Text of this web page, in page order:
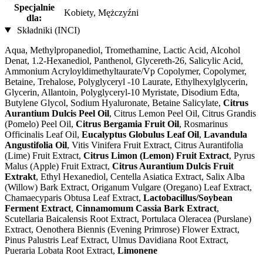
Specjalnie
dla:
Kobiety, Mężczyźni
Składniki (INCI)
Aqua, Methylpropanediol, Tromethamine, Lactic Acid, Alcohol
Denat, 1.2-Hexanediol, Panthenol, Glycereth-26, Salicylic Acid,
Ammonium Acryloyldimethyltaurate/Vp Copolymer, Copolymer,
Betaine, Trehalose, Polyglyceryl -10 Laurate, Ethylhexylglycerin,
Glycerin, Allantoin, Polyglyceryl-10 Myristate, Disodium Edta,
Butylene Glycol, Sodium Hyaluronate, Betaine Salicylate, Citrus
Aurantium Dulcis Peel Oil, Citrus Lemon Peel Oil, Citrus Grandis
(Pomelo) Peel Oil, Citrus Bergamia Fruit Oil, Rosmarinus
Officinalis Leaf Oil, Eucalyptus Globulus Leaf Oil, Lavandula
Angustifolia Oil, Vitis Vinifera Fruit Extract, Citrus Aurantifolia
(Lime) Fruit Extract, Citrus Limon (Lemon) Fruit Extract, Pyrus
Malus (Apple) Fruit Extract, Citrus Aurantium Dulcis Fruit
Extrakt, Ethyl Hexanediol, Centella Asiatica Extract, Salix Alba
(Willow) Bark Extract, Origanum Vulgare (Oregano) Leaf Extract,
Chamaecyparis Obtusa Leaf Extract, Lactobacillus/Soybean
Ferment Extract, Cinnamomum Cassia Bark Extract,
Scutellaria Baicalensis Root Extract, Portulaca Oleracea (Purslane)
Extract, Oenothera Biennis (Evening Primrose) Flower Extract,
Pinus Palustris Leaf Extract, Ulmus Davidiana Root Extract,
Pueraria Lobata Root Extract, Limonene